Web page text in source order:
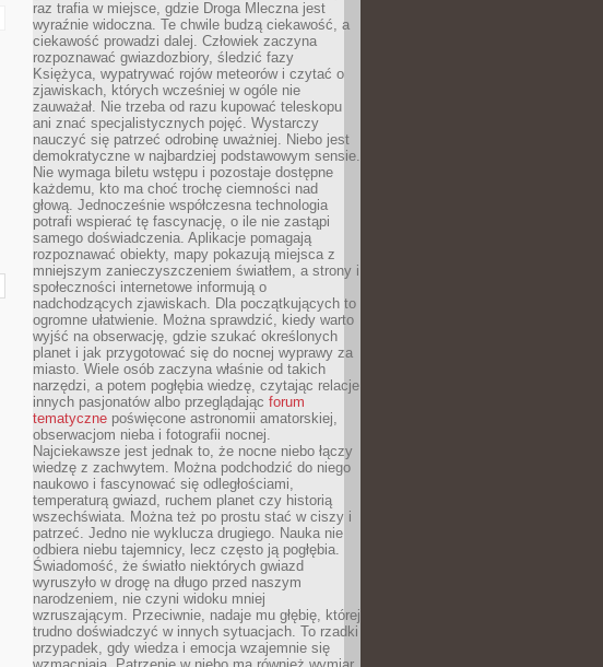
raz trafia w miejsce, gdzie Droga Mleczna jest
wyraźnie widoczna. Te chwile budzą ciekawość, a
ciekawość prowadzi dalej. Człowiek zaczyna
rozpoznawać gwiazdozbiory, śledzić fazy
Księżyca, wypatrywać rojów meteorów i czytać o
zjawiskach, których wcześniej w ogóle nie
zauważał. Nie trzeba od razu kupować teleskopu
ani znać specjalistycznych pojęć. Wystarczy
nauczyć się patrzeć odrobinę uważniej. Niebo jest
demokratyczne w najbardziej podstawowym sensie.
Nie wymaga biletu wstępu i pozostaje dostępne
każdemu, kto ma choć trochę ciemności nad
głową. Jednocześnie współczesna technologia
potrafi wspierać tę fascynację, o ile nie zastąpi
samego doświadczenia. Aplikacje pomagają
rozpoznawać obiekty, mapy pokazują miejsca z
mniejszym zanieczyszczeniem światłem, a strony i
społeczności internetowe informują o
nadchodzących zjawiskach. Dla początkujących to
ogromne ułatwienie. Można sprawdzić, kiedy warto
wyjść na obserwację, gdzie szukać określonych
planet i jak przygotować się do nocnej wyprawy za
miasto. Wiele osób zaczyna właśnie od takich
narzędzi, a potem pogłębia wiedzę, czytając relacje
innych pasjonatów albo przeglądając forum
tematyczne poświęcone astronomii amatorskiej,
obserwacjom nieba i fotografii nocnej.
Najciekawsze jest jednak to, że nocne niebo łączy
wiedzę z zachwytem. Można podchodzić do niego
naukowo i fascynować się odległościami,
temperaturą gwiazd, ruchem planet czy historią
wszechświata. Można też po prostu stać w ciszy i
patrzeć. Jedno nie wyklucza drugiego. Nauka nie
odbiera niebu tajemnicy, lecz często ją pogłębia.
Świadomość, że światło niektórych gwiazd
wyruszyło w drogę na długo przed naszym
narodzeniem, nie czyni widoku mniej
wzruszającym. Przeciwnie, nadaje mu głębię, której
trudno doświadczyć w innych sytuacjach. To rzadki
przypadek, gdy wiedza i emocja wzajemnie się